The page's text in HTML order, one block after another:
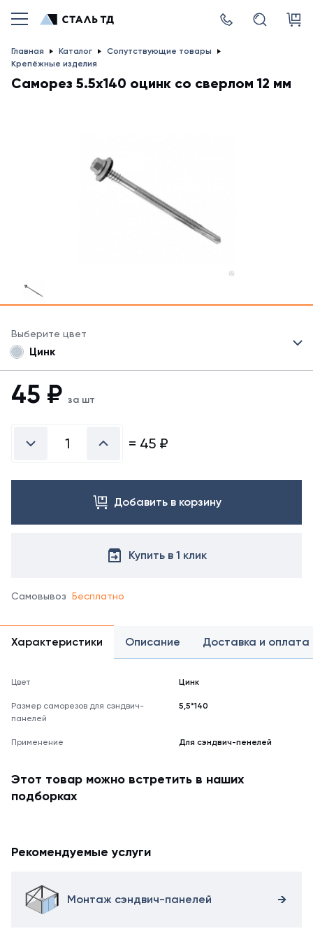
Главная Каталог
Сопутствующие товары
Крепёжные изделия
Саморез 5.5х140 оцинк со сверлом 12 мм
Выберите цвет
Цинк
45 ₽ за шт
= 45 ₽
Добавить в корзину
Купить в 1 клик
Самовывоз Бесплатно
Характеристики Описание Доставка и оплата
Цвет Цинк
Размер саморезов для сэндвич-
панелей
5,5*140
Применение Для сэндвич-пенелей
Этот товар можно встретить в наших
подборках
Рекомендуемые услуги
Монтаж сэндвич-панелей